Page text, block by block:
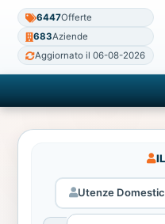
6447Offerte
683Aziende
Aggiornato il 06-08-2026
Utenze